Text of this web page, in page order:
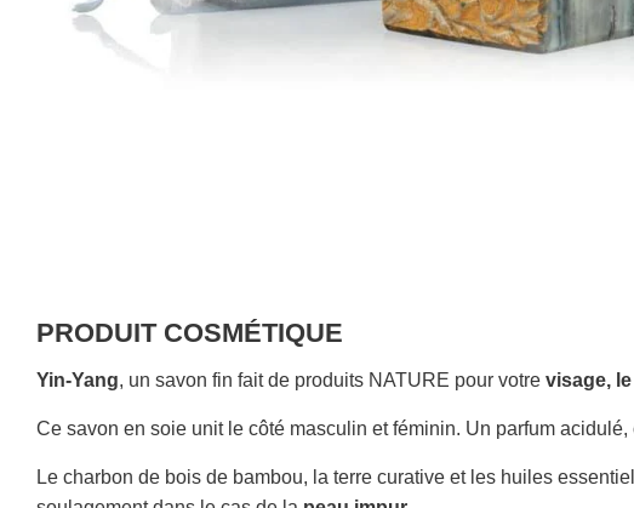
PRODUIT COSMÉTIQUE
Yin-Yang, un savon fin fait de produits NATURE pour votre visage,
Ce savon en soie unit le côté masculin et féminin. Un parfum
Le charbon de bois de bambou, la terre curative et les huiles